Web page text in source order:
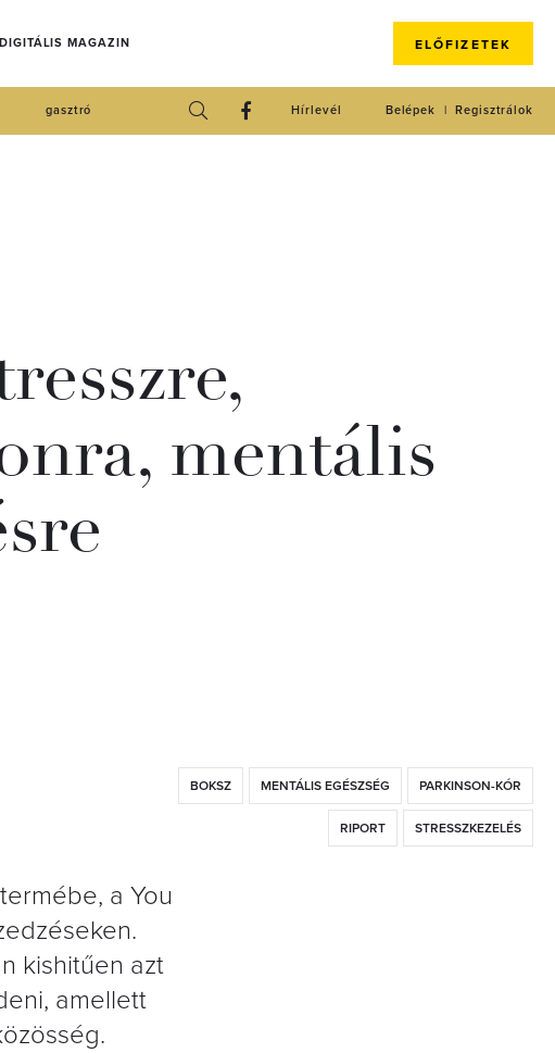
DIGITÁLIS MAGAZIN ELŐFIZETEK
gasztró Regisztrálok
Belépek
Hírlevél
mentális
BOKSZ MENTÁLIS EGÉSZSÉG PARKINSON-KÓR
RIPORT STRESSZKEZELÉS
a You
kishitűen azt
amellett